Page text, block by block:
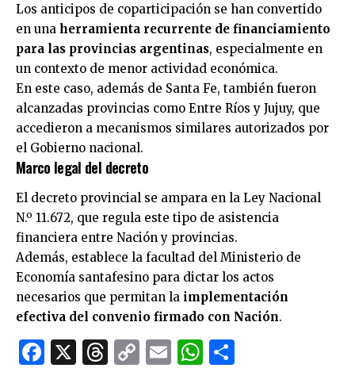
Los anticipos de coparticipación se han convertido
en una herramienta recurrente de financiamiento
para las provincias argentinas, especialmente en
un contexto de menor actividad económica.
En este caso, además de Santa Fe, también fueron
alcanzadas provincias como Entre Ríos y Jujuy, que
accedieron a mecanismos similares autorizados por
el Gobierno nacional.
Marco legal del decreto
El decreto provincial se ampara en la Ley Nacional
N.º 11.672, que regula este tipo de asistencia
financiera entre Nación y provincias.
Además, establece la facultad del Ministerio de
Economía santafesino para dictar los actos
necesarios que permitan la implementación
efectiva del convenio firmado con Nación.
Facebook
X Threads
CopyEmailWhatsApp